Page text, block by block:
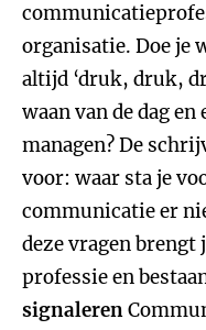
organisatie. Doe je
altijd ‘druk, druk,
waan van de dag
managen? De
voor: waar sta je
communicatie er
deze vragen brengt
professie en
signaleren